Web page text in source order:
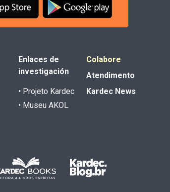
Enlaces de
investigación
• Projeto Kardec
• Museu AKOL
Colabore
Atendimento
Kardec News